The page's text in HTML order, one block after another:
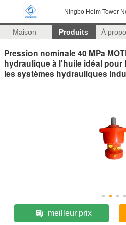
Ningbo Helm Tower
Maison Produits À
Pression nominale 40 MPa
hydraulique à l'huile idéal
les systèmes hydrauliques
meilleur prix